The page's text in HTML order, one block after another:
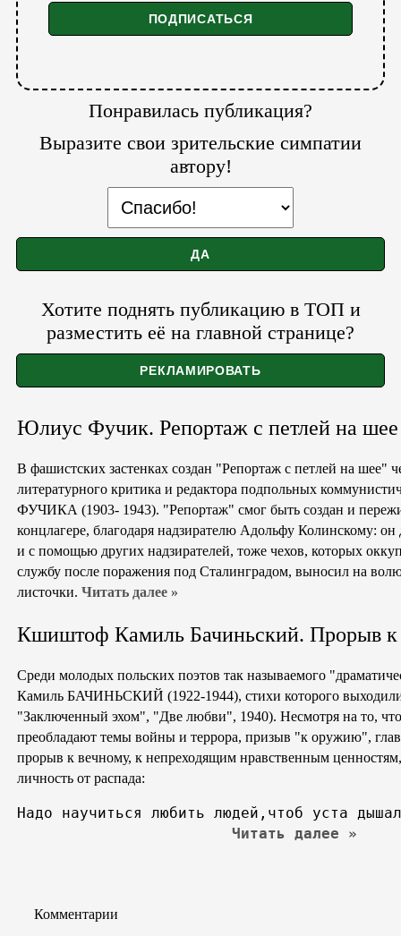
Понравилась публикация?
Выразите свои зрительские симпатии
автору!
Хотите поднять публикацию в ТОП и
разместить её на главной странице?
Юлиус Фучик. Репортаж с петлей на шее
В фашистских застенках создан "Репортаж с петлей на шее"
литературного критика и редактора подпольных
ФУЧИКА (1903- 1943). "Репортаж" смог быть создан и
концлагере, благодаря надзирателю Адольфу Колинскому:
и с помощью других надзирателей, тоже чехов, которых
службу после поражения под Сталинградом, выносил на
листочки. Читать далее »
Кшиштоф Камиль Бачиньский. Прорыв к
Среди молодых польских поэтов так называемого
Камиль БАЧИНЬСКИЙ (1922-1944), стихи которого
"Заключенный эхом", "Две любви", 1940). Несмотря на то, что
преобладают темы войны и террора, призыв "к оружию",
прорыв к вечному, к непреходящим нравственным
личность от распада:
Надо научиться любить людей,чтоб уста
Читать далее »
Комментарии